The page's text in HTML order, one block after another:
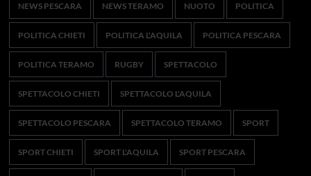
NEWS PESCARA NEWS TERAMO NUOTO POLITICA
POLITICA CHIETI POLITICA L'AQUILA POLITICA PESCARA
POLITICA TERAMO RUGBY SPETTACOLO
SPETTACOLO CHIETI SPETTACOLO L'AQUILA
SPETTACOLO PESCARA SPETTACOLO TERAMO SPORT
SPORT CHIETI SPORT L'AQUILA SPORT PESCARA